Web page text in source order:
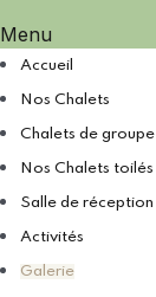
Menu
Accueil
Nos Chalets
Chalets de groupe
Nos Chalets toilés
Salle de réception
Activités
Galerie